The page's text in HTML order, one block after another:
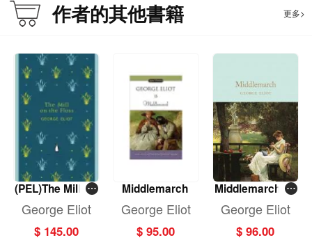
作者的其他書籍 更多>
(PEL)The Mill on
the Floss
George Eliot
$ 145.00
Middlemarch
George Eliot
$ 95.00
Middlemarch (H
B)
George Eliot
$ 96.00